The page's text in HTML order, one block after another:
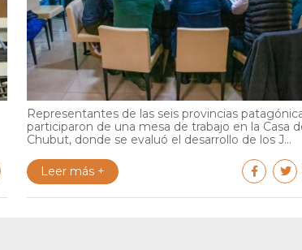
Representantes de las seis provincias
participaron de una mesa de trabajo en la Casa
Chubut, donde se evaluó el desarrollo de los J...
Leer más +